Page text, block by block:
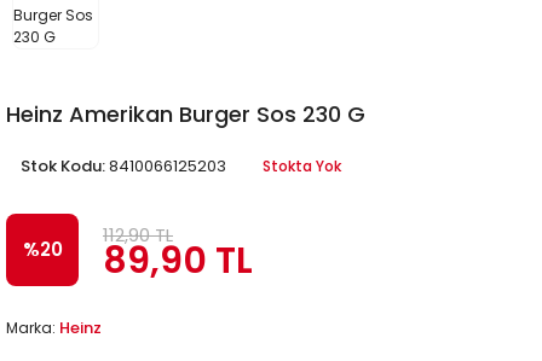
Heinz Amerikan Burger Sos 230 G
Stok Kodu:8410066125203 Stokta Yok
%20
112,90 TL
89,90 TL
Marka: Heinz